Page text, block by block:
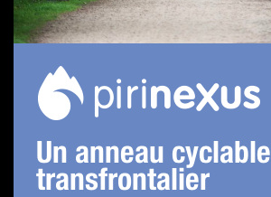
Un anneau cyclable
transfrontalier